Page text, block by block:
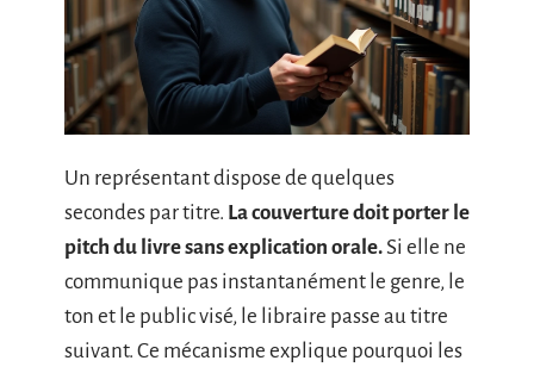
Un représentant dispose de quelques
secondes par titre. La couverture doit porter le
pitch du livre sans explication orale.Si elle ne
communique pas instantanément le genre, le
ton et le public visé, le libraire passe au titre
suivant. Ce mécanisme explique pourquoi les